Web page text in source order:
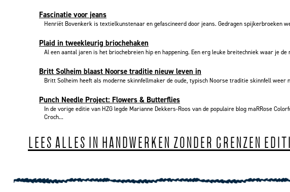
Fascinatie voor jeans
Henriët Bovenkerk is textielkunstenaar en gefascineerd door jeans. Gedragen spijkerbroeken
Plaid in tweekleurig briochehaken
Al een aantal jaren is het briochebreien hip en happening. Een erg leuke breitechniek waar je de
Britt Solheim blaast Noorse traditie nieuw leven in
Britt Solheim heeft als moderne skinnfellmaker de oude, typisch Noorse traditie skinnfell weer
Punch Needle Project: Flowers & Butterflies
In de vorige editie van HZG legde Marianne Dekkers-Roos van de populaire blog maRRose
Croch...
LEES ALLES IN HANDWERKEN ZONDER GRENZEN